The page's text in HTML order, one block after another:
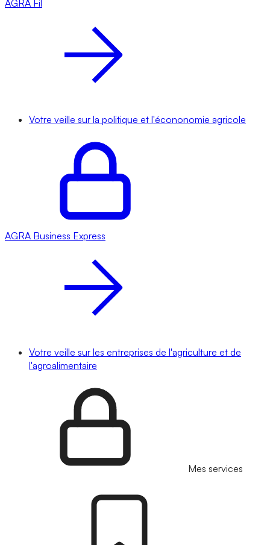
AGRA Fil
Votre veille sur la politique et l'écononomie agricole
AGRA Business Express
Votre veille sur les entreprises de l'agriculture et de
l'agroalimentaire
Mes services